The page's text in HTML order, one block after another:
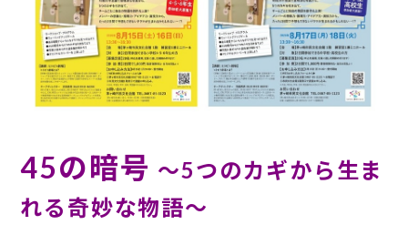
45の暗号 〜5つのカギから生ま
れる奇妙な物語〜